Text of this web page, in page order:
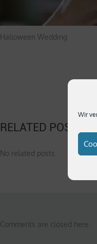
Wir
Halloween Wedding
RELATED POSTS
No related posts.
Comments are closed here.